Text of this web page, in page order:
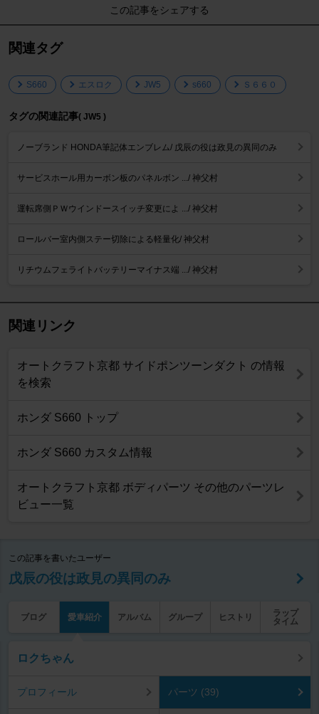
この記事をシェアする
関連タグ
S660 エスロク JW5 s660 Ｓ６６０
タグの関連記事( JW5 )
ノーブランド HONDA筆記体エンブレム/ 戊辰の役は政見の異同のみ
サービスホール用カーボン板のパネルボン .../ 神父村
運転席側ＰＷウインドースイッチ変更によ .../ 神父村
ロールバー室内側ステー切除による軽量化/ 神父村
リチウムフェライトバッテリーマイナス端 .../ 神父村
関連リンク
オートクラフト京都 サイドポンツーンダクト の情報
を検索
ホンダ S660 トップ
ホンダ S660 カスタム情報
オートクラフト京都 ボディパーツ その他のパーツレ
ビュー一覧
この記事を書いたユーザー
戊辰の役は政見の異同のみ
ブログ 愛車紹介 アルバム グループ ヒストリ
ラップ
タイム
ロクちゃん
プロフィール パーツ (39)